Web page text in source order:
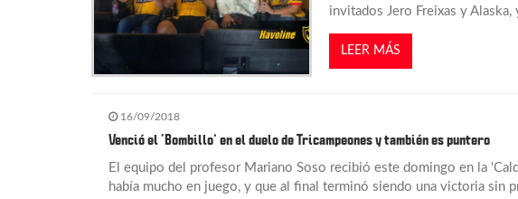
d
e
invitados Jero Freixas y Alaska,
LEER MÁS
16/09/2018
Venció el ‘Bombillo’ en el duelo de Tricampeones y también es puntero
El equipo del profesor Mariano Soso recibió este domingo en la
había mucho en juego, y que al final terminó siendo una victoria sin